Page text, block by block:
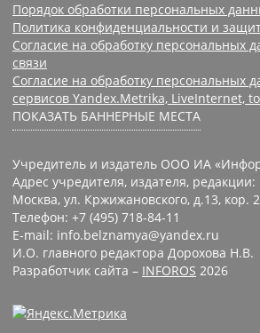
Порядок обработки персональных
Политика конфиденциальности и
Согласие на обработку персональных
связи
Согласие на обработку персональных
сервисов Yandex.Metrika, LiveInternet,
ПОКАЗАТЬ БАННЕРНЫЕ МЕСТА
Учредитель и издатель ООО ИА
Адрес учредителя, издателя, редакции:
Москва, ул. Кржижановского, д.13, кор. 2
Телефон: +7 (495) 718-84-11
E-mail: info.belznamya@yandex.ru
И.О. главного редактора Дорохова Н.В.
Разработчик сайта – INFOROS 2026